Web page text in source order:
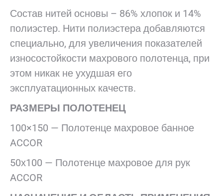
Состав нитей основы – 86% хлопок и 14%
полиэстер. Нити полиэстера добавляются
специально, для увеличения показателей
износостойкости махрового полотенца, при
этом никак не ухудшая его
эксплуатационных качеств.
РАЗМЕРЫ ПОЛОТЕНЕЦ
100×150 — Полотенце махровое банное
ACCOR
50х100 — Полотенце махровое для рук
ACCOR